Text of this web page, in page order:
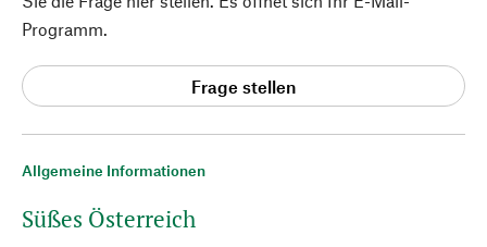
Allgemeine Informationen
Süßes Österreich
Programm.
Frage stellen